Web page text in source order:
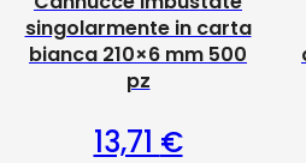
singolarmente in carta
bianca 210×6 mm 500
pz
13,71 €